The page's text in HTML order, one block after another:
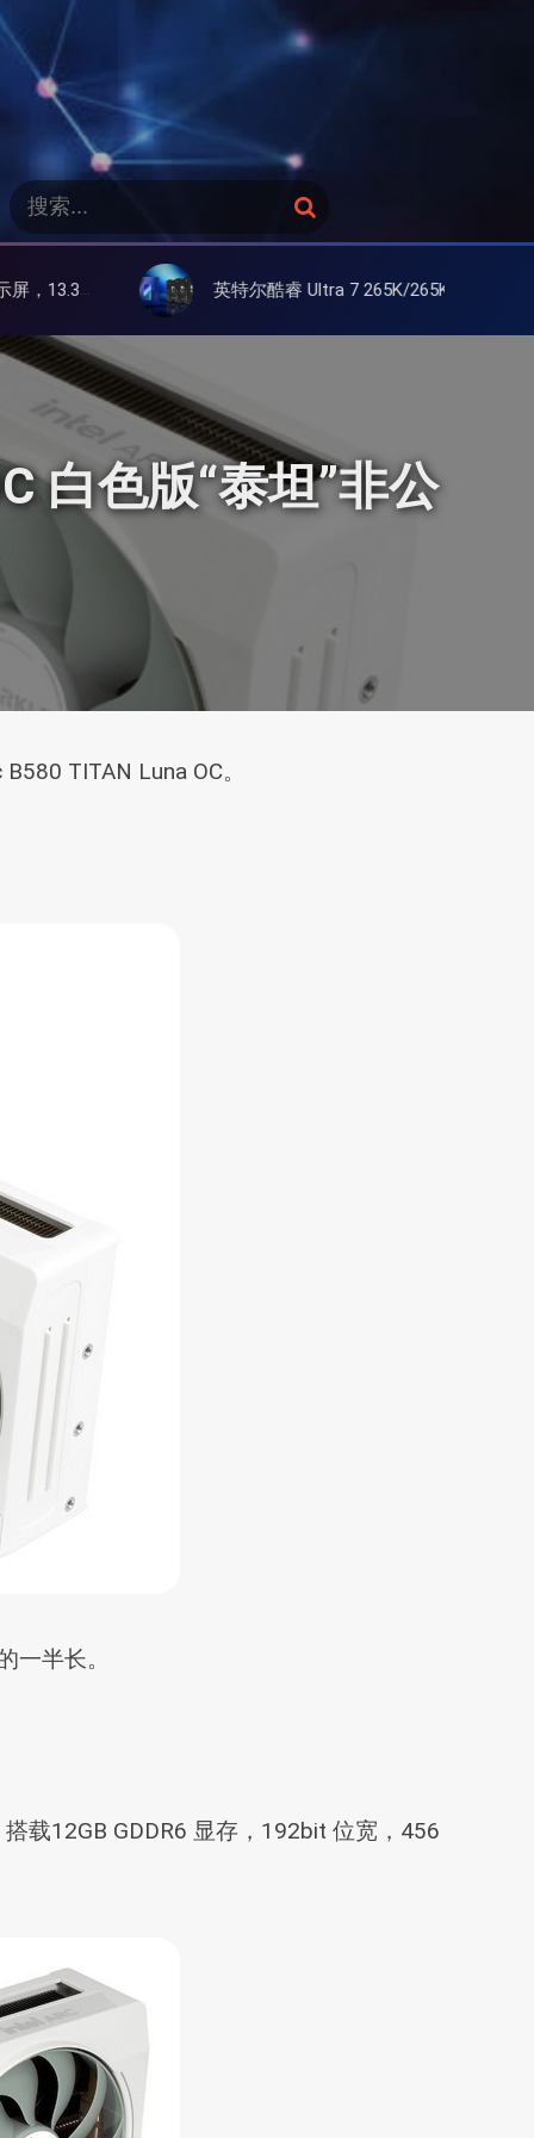
搜
索
：
搜
英特尔酷睿 Ultra 7 265K/265KF 官降100美元促销，快和酷睿 Ultra 5 差不多了
白色版“泰坦”非公
TITAN Luna OC。
一半长。
载12GB GDDR6 显存，192bit 位宽，456